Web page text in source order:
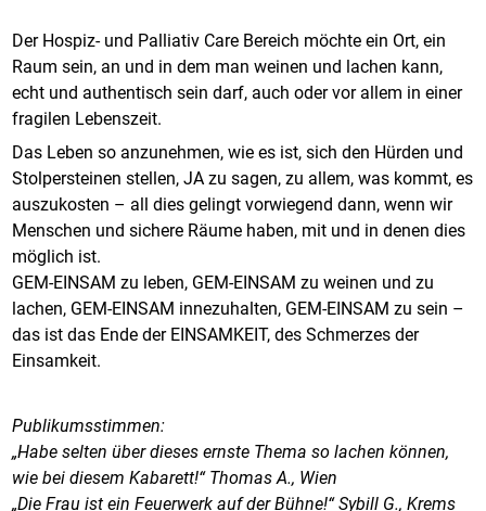
Der Hospiz- und Palliativ Care Bereich möchte ein Ort, ein
Raum sein, an und in dem man weinen und lachen kann,
echt und authentisch sein darf, auch oder vor allem in einer
fragilen Lebenszeit.
Das Leben so anzunehmen, wie es ist, sich den Hürden und
Stolpersteinen stellen, JA zu sagen, zu allem, was kommt, es
auszukosten – all dies gelingt vorwiegend dann, wenn wir
Menschen und sichere Räume haben, mit und in denen dies
möglich ist.
GEM-EINSAM zu leben, GEM-EINSAM zu weinen und zu
lachen, GEM-EINSAM innezuhalten, GEM-EINSAM zu sein –
das ist das Ende der EINSAMKEIT, des Schmerzes der
Einsamkeit.
Publikumsstimmen:
„Habe selten über dieses ernste Thema so lachen können,
wie bei diesem Kabarett!“ Thomas A., Wien
„Die Frau ist ein Feuerwerk auf der Bühne!“Sybill G., Krems